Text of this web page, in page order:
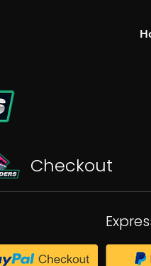
Checkout